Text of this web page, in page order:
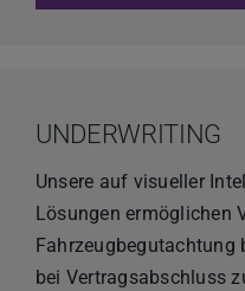
UNDERWRITING
Unsere auf visueller
Lösungen ermöglichen
Fahrzeugbegutachtung
bei Vertragsabschluss